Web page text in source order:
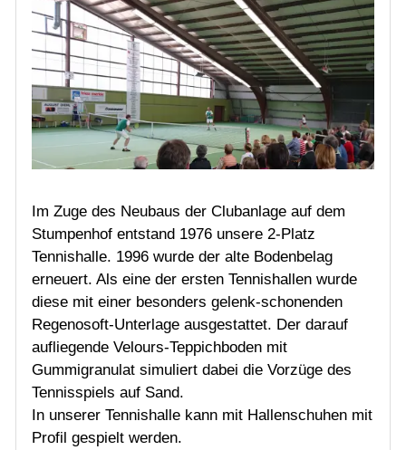
Im Zuge des Neubaus der Clubanlage auf dem
Stumpenhof entstand 1976 unsere 2-Platz
Tennishalle. 1996 wurde der alte Bodenbelag
erneuert. Als eine der ersten Tennishallen wurde
diese mit einer besonders gelenk-schonenden
Regenosoft-Unterlage ausgestattet. Der darauf
aufliegende Velours-Teppichboden mit
Gummigranulat simuliert dabei die Vorzüge des
Tennisspiels auf Sand.
In unserer Tennishalle kann mit Hallenschuhen mit
Profil gespielt werden.